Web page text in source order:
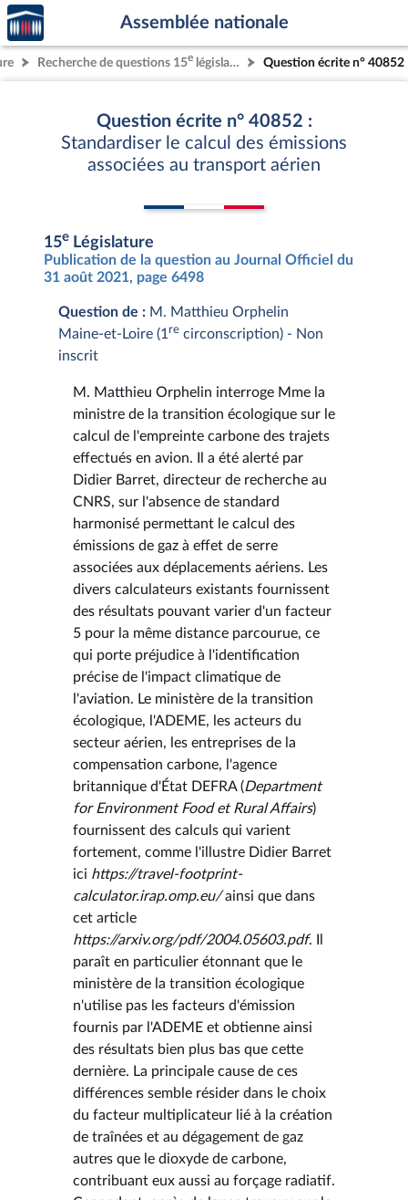
Aller au contenu
Aller en bas de la page
Accèder
à la
page
d'accueil
Assemblée nationale
Recherche de questions 15e législature Question écrite n° 40852
Question écrite n° 40852 :
Standardiser le calcul des émissions
associées au transport aérien
15e Législature
Publication de la question au Journal Officiel du
31 août 2021, page 6498
Question de : M. Matthieu Orphelin
Maine-et-Loire (1 re circonscription) - Non
inscrit
M. Matthieu Orphelin interroge Mme la
ministre de la transition écologique sur le
calcul de l'empreinte carbone des trajets
effectués en avion. Il a été alerté par
Didier Barret, directeur de recherche au
CNRS, sur l'absence de standard
harmonisé permettant le calcul des
émissions de gaz à effet de serre
associées aux déplacements aériens. Les
divers calculateurs existants fournissent
des résultats pouvant varier d'un facteur
5 pour la même distance parcourue, ce
qui porte préjudice à l'identification
précise de l'impact climatique de
l'aviation. Le ministère de la transition
écologique, l'ADEME, les acteurs du
secteur aérien, les entreprises de la
compensation carbone, l'agence
britannique d'État DEFRA (Department
for Environment Food et Rural Affairs)
fournissent des calculs qui varient
fortement, comme l'illustre Didier Barret
ici https://travel-footprint-
calculator.irap.omp.eu/ainsi que dans
cet article
https://arxiv.org/pdf/2004.05603.pdf. Il
paraît en particulier étonnant que le
ministère de la transition écologique
n'utilise pas les facteurs d'émission
fournis par l'ADEME et obtienne ainsi
des résultats bien plus bas que cette
dernière. La principale cause de ces
différences semble résider dans le choix
du facteur multiplicateur lié à la création
de traînées et au dégagement de gaz
autres que le dioxyde de carbone,
contribuant eux aussi au forçage radiatif.